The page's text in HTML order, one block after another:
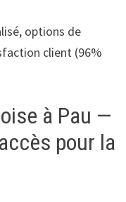
options de
client (96%
à Pau —
pour la